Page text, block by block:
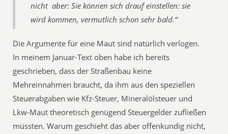
nicht  aber: Sie können sich drauf einstellen: sie
wird kommen, vermutlich schon sehr bald.“
Die Argumente für eine Maut sind natürlich verlogen.
In meinem Januar-Text oben habe ich bereits
geschrieben, dass der Straßenbau keine
Mehreinnahmen braucht, da ihm aus den speziellen
Steuerabgaben wie Kfz-Steuer, Mineralölsteuer und
Lkw-Maut theoretisch genügend Steuergelder zufließen
müssten. Warum geschieht das aber offenkundig nicht,